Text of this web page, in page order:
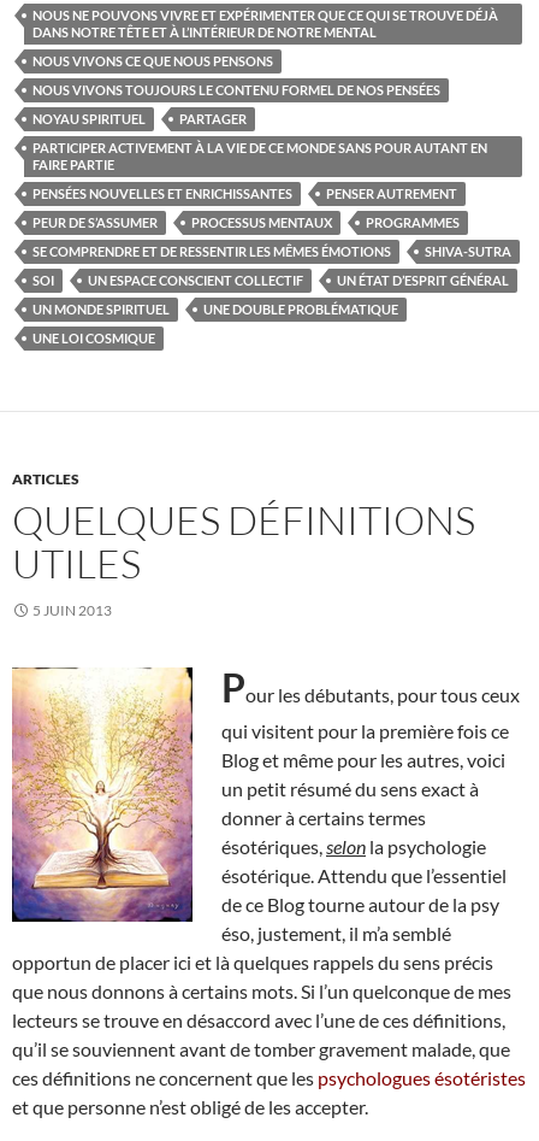
NOUS NE POUVONS VIVRE ET EXPÉRIMENTER QUE CE QUI SE TROUVE DÉJÀ
DANS NOTRE TÊTE ET À L’INTÉRIEUR DE NOTRE MENTAL
NOUS VIVONS CE QUE NOUS PENSONS
NOUS VIVONS TOUJOURS LE CONTENU FORMEL DE NOS PENSÉES
NOYAU SPIRITUEL
PARTAGER
PARTICIPER ACTIVEMENT À LA VIE DE CE MONDE SANS POUR AUTANT EN
FAIRE PARTIE
PENSÉES NOUVELLES ET ENRICHISSANTES
PENSER AUTREMENT
PEUR DE S’ASSUMER
PROCESSUS MENTAUX
PROGRAMMES
SE COMPRENDRE ET DE RESSENTIR LES MÊMES ÉMOTIONS
SHIVA-SUTRA
SOI
UN ESPACE CONSCIENT COLLECTIF
UN ÉTAT D’ESPRIT GÉNÉRAL
UN MONDE SPIRITUEL
UNE DOUBLE PROBLÉMATIQUE
UNE LOI COSMIQUE
ARTICLES
QUELQUES DÉFINITIONS
UTILES
5 JUIN 2013
Pour les débutants, pour tous ceux
qui visitent pour la première fois ce
Blog et même pour les autres, voici
un petit résumé du sens exact à
donner à certains termes
ésotériques, selon la psychologie
ésotérique. Attendu que l’essentiel
de ce Blog tourne autour de la psy
éso, justement, il m’a semblé
opportun de placer ici et là quelques rappels du sens précis
que nous donnons à certains mots. Si l’un quelconque de mes
lecteurs se trouve en désaccord avec l’une de ces définitions,
qu’il se souviennent avant de tomber gravement malade, que
ces définitions ne concernent que les psychologues ésotéristes
et que personne n’est obligé de les accepter.